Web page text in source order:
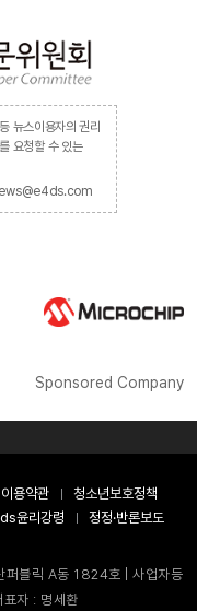
뉴스이용자의 권리
요청할 수 있는
Sponsored Company
이용약관
청소년보호정책
윤리강령
정정·반론보도
퍼블릭 A동 1824호 | 사업자등
자 : 명세환